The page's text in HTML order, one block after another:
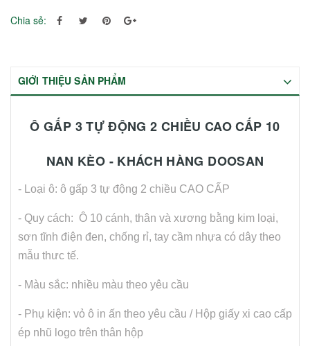
Chia sẻ:
GIỚI THIỆU SẢN PHẨM
Ô GẤP 3 TỰ ĐỘNG 2 CHIỀU CAO CẤP 10
NAN KÈO - KHÁCH HÀNG DOOSAN
- Loại ô: ô gấp 3 tự động 2 chiều CAO CẤP
- Quy cách: Ô 10 cánh, thân và xương bằng kim loại,
sơn tĩnh điện đen, chống rỉ, tay cầm nhựa có dây theo
mẫu thưc tế.
- Màu sắc: nhiều màu theo yêu cầu
- Phụ kiện: vỏ ô in ấn theo yêu cầu / Hộp giấy xi cao cấp
ép nhũ logo trên thân hộp